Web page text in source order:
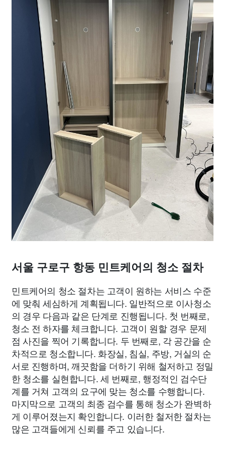
서울 구로구 항동 민트케어의 청소 절차
민트케어의 청소 절차는 고객이 원하는 서비스 수준
에 맞춰 세심하게 계획됩니다. 일반적으로 이사청소
의 경우 다음과 같은 단계로 진행됩니다. 첫 번째로,
청소 전 하자를 체크합니다. 고객이 원할 경우 문제
점 사진을 찍어 기록합니다. 두 번째로, 각 공간을 순
차적으로 청소합니다. 화장실, 침실, 주방, 거실의 순
서로 진행하며, 깨끗함을 더하기 위해 철저하고 정밀
한 청소를 실현합니다. 세 번째로, 행정적인 검수단
계를 거쳐 고객의 요구에 맞는 청소를 수행합니다.
마지막으로 고객의 최종 검수를 통해 청소가 완벽하
게 이루어졌는지 확인합니다. 이러한 철저한 절차는
많은 고객들에게 신뢰를 주고 있습니다.